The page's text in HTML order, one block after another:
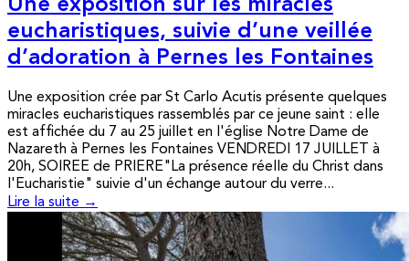
Une exposition sur les miracles
eucharistiques, suivie d’une veillée
d’adoration à Pernes les Fontaines
Une exposition crée par St Carlo Acutis présente quelques
miracles eucharistiques rassemblés par ce jeune saint : elle
est affichée du 7 au 25 juillet en l'église Notre Dame de
Nazareth à Pernes les Fontaines VENDREDI 17 JUILLET à
20h, SOIREE de PRIERE"La présence réelle du Christ dans
l'Eucharistie" suivie d'un échange autour du verre...
Lire la suite →